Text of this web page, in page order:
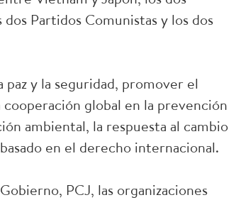
Partidos Comunistas y los dos
y la seguridad, promover el
global en la prevención
ambiental, la respuesta al cambio
en el derecho internacional.
PCJ, las organizaciones